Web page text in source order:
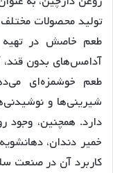
تولید محصولات
طعم خاصش در تهیه
آدامس‌های بدون قند،
طعم خوشمزه‌ای
شیرینی‌ها و
دارد. همچنین، وجود
خمیر دندان،
کاربرد آن در صنعت